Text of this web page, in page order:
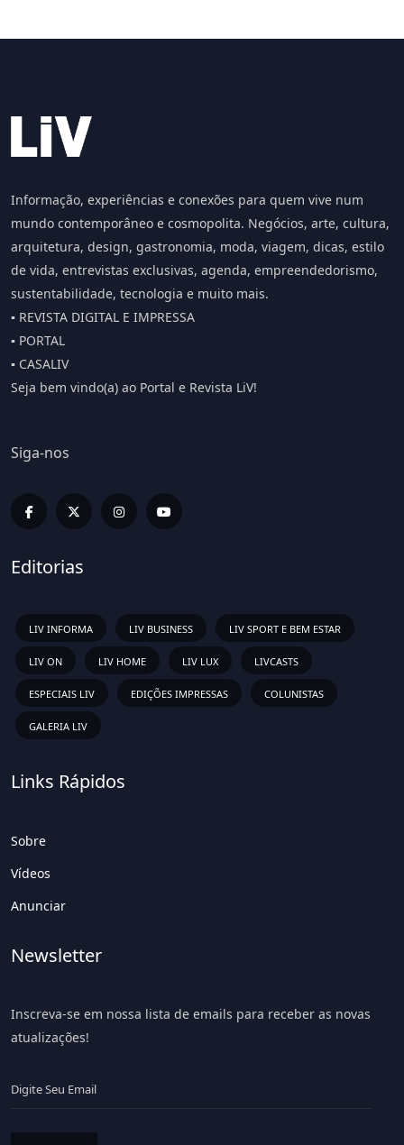
Informação, experiências e conexões para quem vive num
mundo contemporâneo e cosmopolita. Negócios, arte, cultura,
arquitetura, design, gastronomia, moda, viagem, dicas, estilo
de vida, entrevistas exclusivas, agenda, empreendedorismo,
sustentabilidade, tecnologia e muito mais.
▪️ REVISTA DIGITAL E IMPRESSA
▪️ PORTAL
▪️ CASALIV
Seja bem vindo(a) ao Portal e Revista LiV!
Siga-nos
Editorias
LIV INFORMA LIV BUSINESS LIV SPORT E BEM ESTAR
LIV ON LIV HOME LIV LUX LIVCASTS
ESPECIAIS LIV EDIÇÕES IMPRESSAS COLUNISTAS
GALERIA LIV
Links Rápidos
Sobre
Vídeos
Anunciar
Newsletter
Inscreva-se em nossa lista de emails para receber as novas
atualizações!